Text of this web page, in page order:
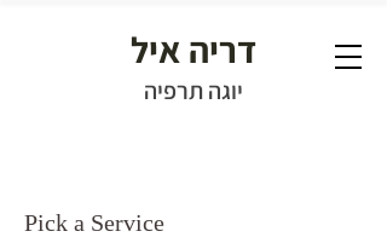
דריה איל
יוגה תרפיה
Pick a Service